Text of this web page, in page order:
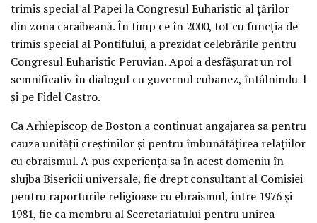
trimis special al Papei la Congresul Euharistic al țărilor
din zona caraibeană. În timp ce în 2000, tot cu funcția de
trimis special al Pontifului, a prezidat celebrările pentru
Congresul Euharistic Peruvian. Apoi a desfășurat un rol
semnificativ în dialogul cu guvernul cubanez, întâlnindu-l
și pe Fidel Castro.
Ca Arhiepiscop de Boston a continuat angajarea sa pentru
cauza unității creștinilor și pentru îmbunătățirea relațiilor
cu ebraismul. A pus experiența sa în acest domeniu în
slujba Bisericii universale, fie drept consultant al Comisiei
pentru raporturile religioase cu ebraismul, între 1976 și
1981, fie ca membru al Secretariatului pentru unirea